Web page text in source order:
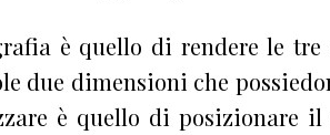
è quello di rendere le
due dimensioni che
è quello di posizionare il